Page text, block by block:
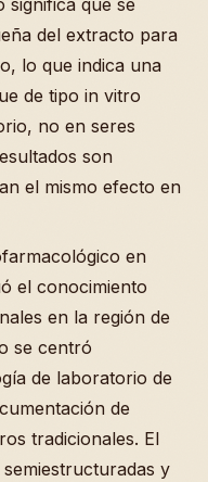
significa que se
del extracto para
lo que indica una
de tipo in vitro
no en seres
son
el mismo efecto en
en
el conocimiento
en la región de
se centró
de laboratorio de
de
tradicionales. El
y